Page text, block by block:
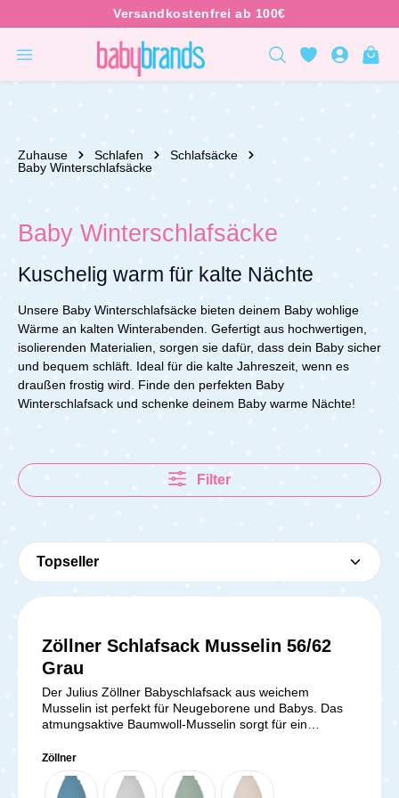
Zuhause Schlafen
Schlafsäcke
Baby Winterschlafsäcke
Baby Winterschlafsäcke
Kuschelig warm für kalte Nächte
Unsere Baby Winterschlafsäcke bieten deinem Baby wohlige
Wärme an kalten Winterabenden. Gefertigt aus hochwertigen,
isolierenden Materialien, sorgen sie dafür, dass dein Baby sicher
und bequem schläft. Ideal für die kalte Jahreszeit, wenn es
draußen frostig wird. Finde den perfekten Baby
Winterschlafsack und schenke deinem Baby warme Nächte!
Filter
Zöllner Schlafsack Musselin 56/62
Grau
Der Julius Zöllner Babyschlafsack aus weichem
Musselin ist perfekt für Neugeborene und Babys. Das
atmungsaktive Baumwoll-Musselin sorgt für ein
Baumwolljersey-Futter sanft zur empfindlichen
Babyhaut ist. Die leichte Klimavlies-Füllung (2,5 TOG)
hält Dein Baby wohlig warm, ohne zu überhitzen. Der
Zöllner